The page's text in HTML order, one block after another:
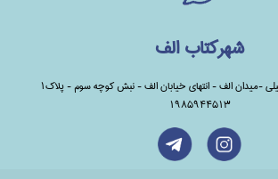
شهرکتاب الف
-میدان الف - انتهای خیابان الف - نبش کوچه سوم - پلاک1
1985944513